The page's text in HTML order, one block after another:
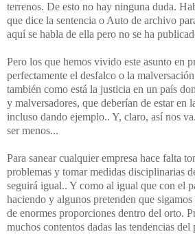
terrenos. De esto no hay ninguna duda.
que dice la sentencia o Auto de archivo
aquí se habla de ella pero no se ha
Pero los que hemos vivido este asunto en
perfectamente el desfalco o la
también como está la justicia en un país
y malversadores, que deberían de estar en
incluso dando ejemplo.. Y, claro, así nos
ser menos...
Para sanear cualquier empresa hace falta
problemas y tomar medidas disciplinarias
seguirá igual.. Y como al igual que con el
haciendo y algunos pretenden que
de enormes proporciones dentro del orto.
muchos contentos dadas las tendencias del